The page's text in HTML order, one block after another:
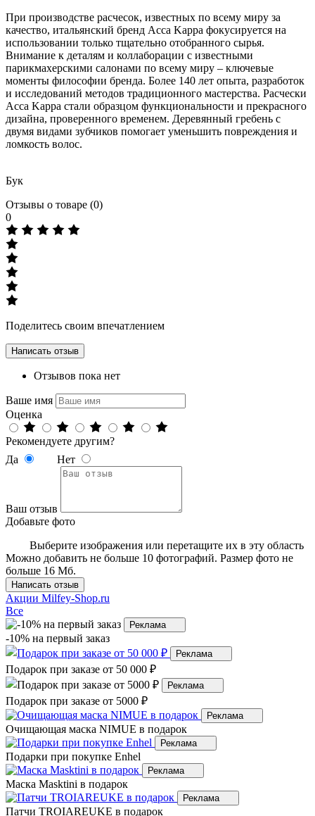
При производстве расчесок, известных по всему миру за
качество, итальянский бренд Acca Kappa фокусируется на
использовании только тщательно отобранного сырья.
Внимание к деталям и коллаборации с известными
парикмахерскими салонами по всему миру – ключевые
моменты философии бренда. Более 140 лет опыта, разработок
и исследований методов традиционного мастерства. Расчески
Acca Kappa стали образцом функциональности и прекрасного
дизайна, проверенного временем. Деревянный гребень с
двумя видами зубчиков помогает уменьшить повреждения и
ломкость волос.
Бук
Отзывы о товаре (0)
0
Поделитесь своим впечатлением
Написать отзыв
Отзывов пока нет
Ваше имя
Оценка
Рекомендуете другим?
Да
Нет
Ваш отзыв
Добавьте фото
Выберите изображения или перетащите их в эту область
Можно добавить не больше 10 фотографий. Размер фото не
больше 16 Мб.
Написать отзыв
Акции Milfey-Shop.ru
Все
Реклама
-10% на первый заказ
Реклама
Подарок при заказе от 50 000 ₽
Реклама
Подарок при заказе от 5000 ₽
Реклама
Очищающая маска NIMUE в подарок
Реклама
Подарки при покупке Enhel
Реклама
Маска Masktini в подарок
Реклама
Патчи TROIAREUKE в подарок